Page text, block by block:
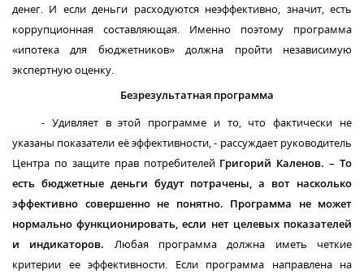
денег. И если деньги расходуются неэффективно, значит, есть
коррупционная составляющая. Именно поэтому программа
«ипотека для бюджетников» должна пройти независимую
экспертную оценку.
Безрезультатная программа
- Удивляет в этой программе и то, что фактически не
указаны показатели её эффективности, - рассуждает руководитель
Центра по защите прав потребителей Григорий Каленов. – То
есть бюджетные деньги будут потрачены, а вот насколько
эффективно совершенно не понятно. Программа не может
нормально функционировать, если нет целевых показателей
и индикаторов. Любая программа должна иметь четкие
критерии ее эффективности. Если программа направлена на